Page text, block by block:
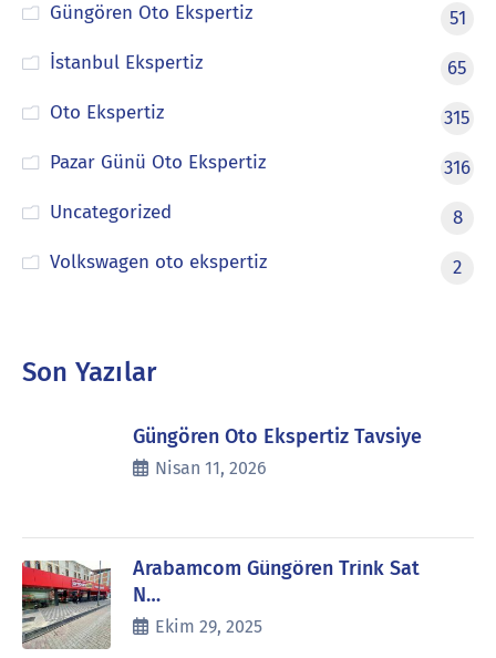
Güngören Oto Ekspertiz
51
İstanbul Ekspertiz
65
Oto Ekspertiz
315
Pazar Günü Oto Ekspertiz
316
Uncategorized
8
Volkswagen oto ekspertiz
2
Son Yazılar
Güngören Oto Ekspertiz Tavsiye
Nisan 11, 2026
Arabamcom Güngören Trink Sat
N…
Ekim 29, 2025